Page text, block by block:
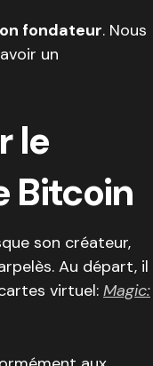
fondateur. Nous
un
le
Bitcoin
son créateur,
Au départ, il
virtuel: Magic: